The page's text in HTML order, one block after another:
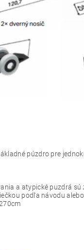
púzdro pre
a atypické puzdrá sú
podľa návodu